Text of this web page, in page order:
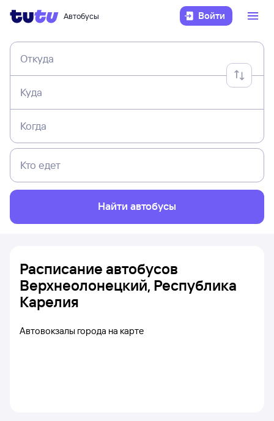
Автобусы Войти
Откуда
Куда
Когда
Кто едет
Найти автобусы
Расписание автобусов
Верхнеолонецкий, Республика
Карелия
Автовокзалы города на карте